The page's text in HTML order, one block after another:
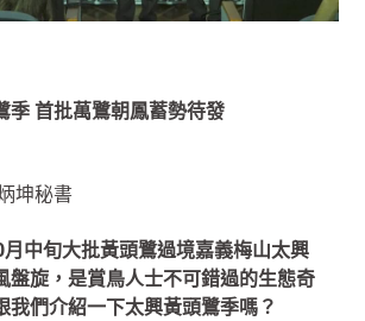
季 首批萬鷺朝鳳蓄勢待發
坤秘書
中旬大批黃頭鷺過境嘉義梅山太興
盤旋，是賞鳥人士不可錯過的生態奇
我們介紹一下太興黃頭鷺季嗎？